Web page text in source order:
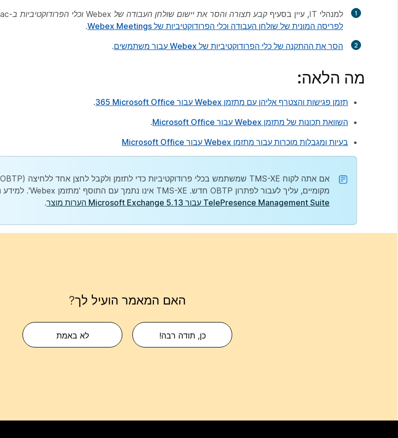
למנהלי IT, עיין בסעיף קבע תצורה והסר את יישום שולחן העבודה של Webex וכלי הפרודוקטיביות ב-Mac
לפריסה המונית של שולחן העבודה וכלי הפרודוקטיביות של Webex Meetings‏
.
הסר את ההתקנה של כלי הפרודוקטיביות של Webex עבור משתמשים
.
מה הלאה:
תזמן פגישות והצטרף אליהן עם מתזמן Webex עבור Microsoft Office ‏365
.
השוואת תכונות של מתזמן Webex עבור Microsoft Office
.
בעיות ומגבלות מוכרות עבור מתזמן Webex עבור Microsoft Office
מקומיים, עליך לעבור לפתרון OBTP חדש. TMS-XE אינו נתמך עם התוסף 'מתזמן Webex'. למידע נוסף, ראה
TelePresence Management Suite עבור Microsoft Exchange 5.13 הערות מוצר
.
האם המאמר הועיל לך?
כן, תודה רבה! לא באמת